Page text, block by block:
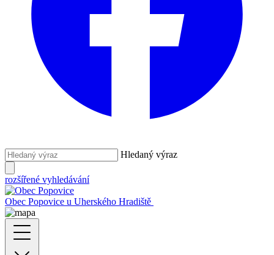
Hledaný výraz
rozšířené vyhledávání
Obec Popovice u Uherského Hradiště